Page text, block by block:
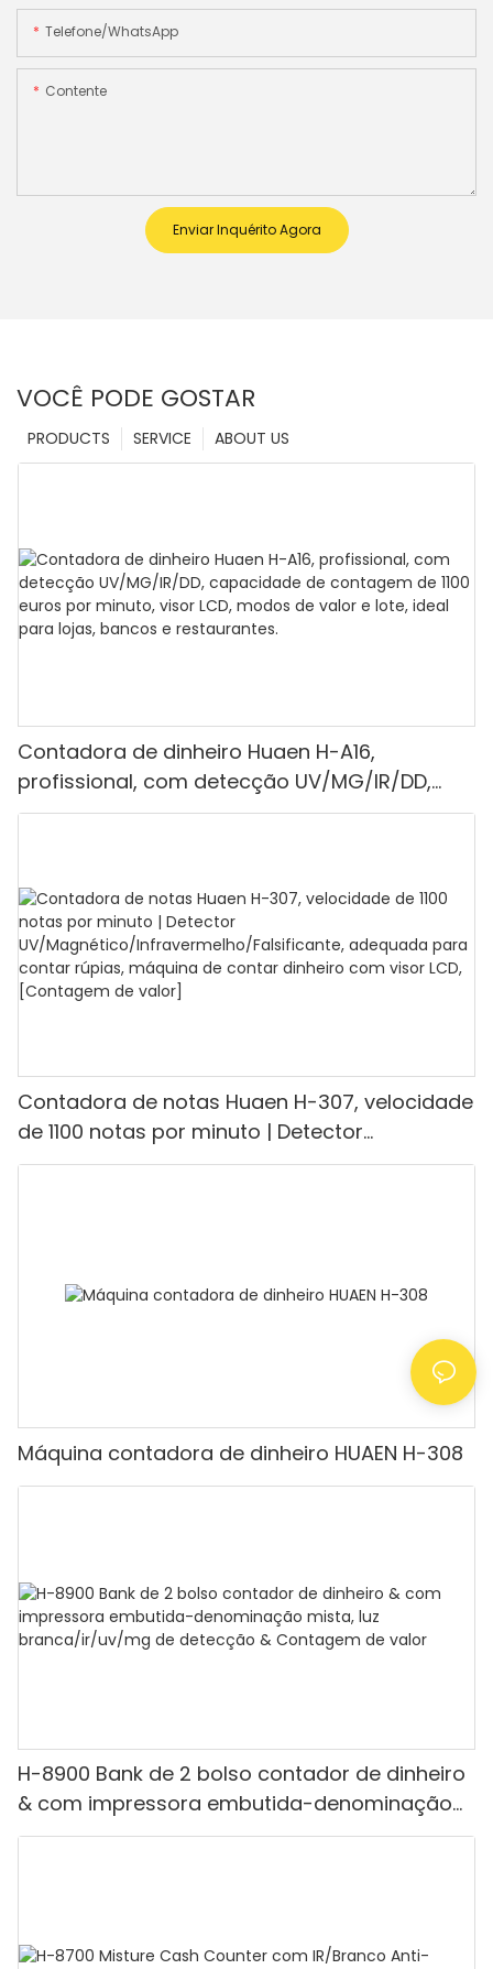
Telefone/WhatsApp
Contente
Enviar Inquérito Agora
VOCÊ PODE GOSTAR
ABOUT US
SERVICE
PRODUCTS
Contadora de dinheiro Huaen H-A16,
profissional, com detecção UV/MG/IR/DD,
capacidade de contagem de 1100 euros por
Contadora de notas Huaen H-307, velocidade
de 1100 notas por minuto | Detector
UV/Magnético/Infravermelho/Falsificante,
Máquina contadora de dinheiro HUAEN H-308
H-8900 Bank de 2 bolso contador de dinheiro
& com impressora embutida-denominação
mista, luz branca/ir/uv/mg de detecção &